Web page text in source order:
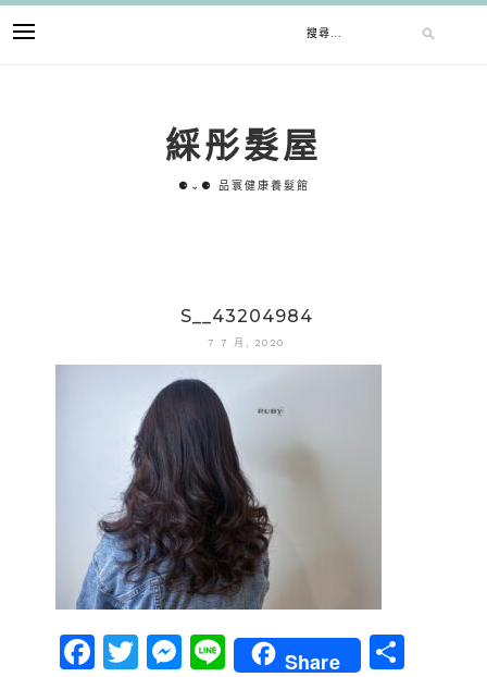
關
綵彤髮屋
⚈⌄⚈ 品寰健康養髮館
S__43204984
7 7 月, 2020
Facebook
Twitter
Messenger
LineShare
分